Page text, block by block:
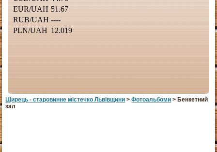
Щирець - старовинне мiстечко Львiвщини >Фотоальбоми > Бенкетний
зал